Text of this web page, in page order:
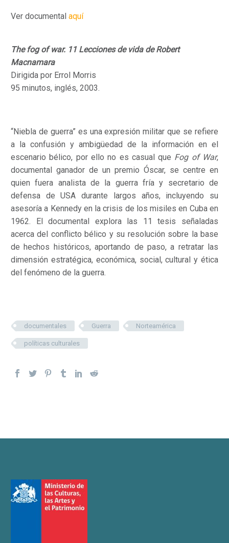
Ver documental aquí
The fog of war. 11 Lecciones de vida de Robert
Macnamara
Dirigida por Errol Morris
95 minutos, inglés, 2003.
“Niebla de guerra” es una expresión militar que se refiere
a la confusión y ambigüedad de la información en el
escenario bélico, por ello no es casual que Fog of War,
documental ganador de un premio Óscar, se centre en
quien fuera analista de la guerra fría y secretario de
defensa de USA durante largos años, incluyendo su
asesoría a Kennedy en la crisis de los misiles en Cuba en
1962. El documental explora las 11 tesis señaladas
acerca del conflicto bélico y su resolución sobre la base
de hechos históricos, aportando de paso, a retratar las
dimensión estratégica, económica, social, cultural y ética
del fenómeno de la guerra.
documentales Guerra Norteamérica
políticas culturales